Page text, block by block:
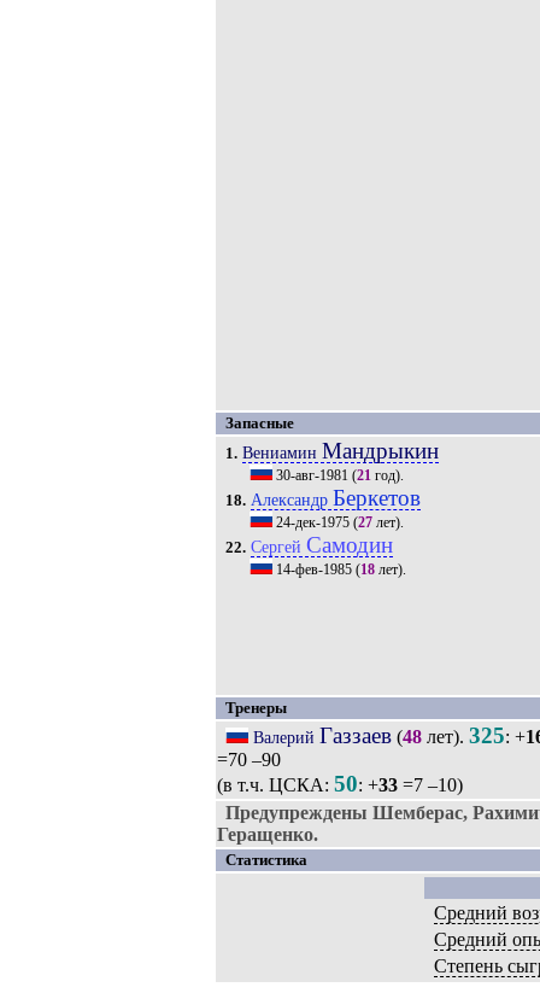
Запасные
1. Вениамин Мандрыкин
30-авг-1981 (21год).
18. Александр Беркетов
24-дек-1975(27лет).
22. Сергей Самодин
14-фев-1985(18лет).
Тренеры
Валерий Газзаев(48лет). 325: +
=70 –90
(в т.ч. ЦСКА: 50: +33 =7 –10)
Предупреждены Шемберас,
Геращенко.
Статистика
Средний
Средний
Степень